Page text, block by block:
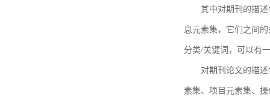
其中对期刊的描
息元素集，它们之间
分类/关键词，可以有
对期刊论文的描
素集、项目元素集、